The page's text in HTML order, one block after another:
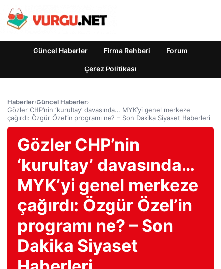
Güncel Haberler Firma Rehberi Forum
Çerez Politikası
Haberler›Güncel Haberler›
Gözler CHP’nin ‘kurultay’ davasında… MYK’yi genel merkeze
çağırdı: Özgür Özel’in programı ne? – Son Dakika Siyaset Haberleri
Gözler CHP’nin
‘kurultay’ davasında…
MYK’yi genel merkeze
çağırdı: Özgür Özel’in
programı ne? – Son
Dakika Siyaset